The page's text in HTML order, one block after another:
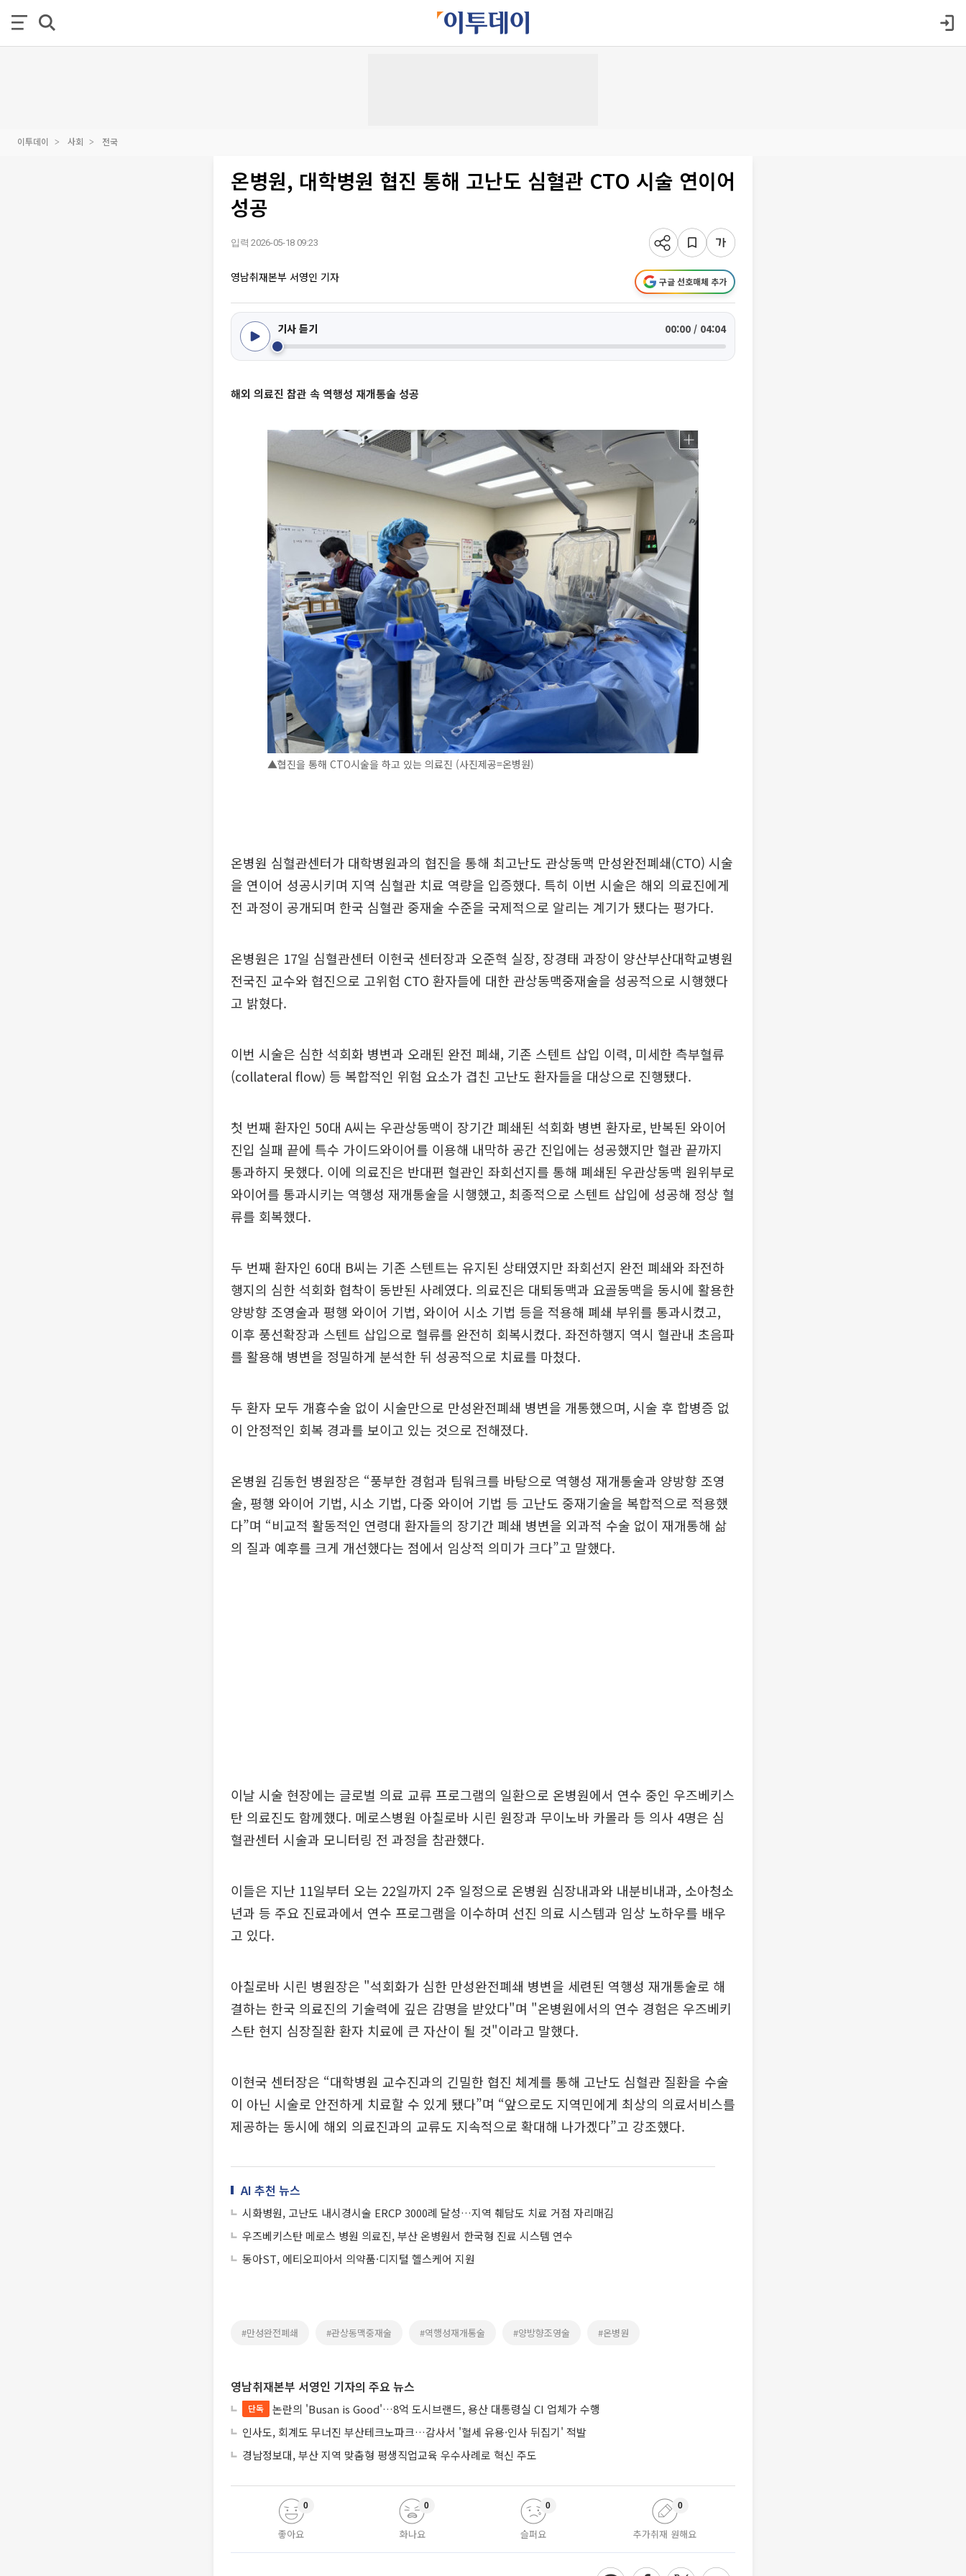
이투데이 사회 전국
온병원, 대학병원 협진 통해 고난도 심혈관 CTO 시술 연이어
성공
입력 2026-05-18 09:23
영남취재본부 서영인 기자 구글 선호매체 추가
기사 듣기 00:00 / 04:04
해외 의료진 참관 속 역행성 재개통술 성공
▲협진을 통해 CTO시술을 하고 있는 의료진 (사진제공=온병원)
온병원 심혈관센터가 대학병원과의 협진을 통해 최고난도 관상동맥 만성완전폐쇄(CTO) 시술
을 연이어 성공시키며 지역 심혈관 치료 역량을 입증했다. 특히 이번 시술은 해외 의료진에게
전 과정이 공개되며 한국 심혈관 중재술 수준을 국제적으로 알리는 계기가 됐다는 평가다.
온병원은 17일 심혈관센터 이현국 센터장과 오준혁 실장, 장경태 과장이 양산부산대학교병원
전국진 교수와 협진으로 고위험 CTO 환자들에 대한 관상동맥중재술을 성공적으로 시행했다
고 밝혔다.
이번 시술은 심한 석회화 병변과 오래된 완전 폐쇄, 기존 스텐트 삽입 이력, 미세한 측부혈류
(collateral flow) 등 복합적인 위험 요소가 겹친 고난도 환자들을 대상으로 진행됐다.
첫 번째 환자인 50대 A씨는 우관상동맥이 장기간 폐쇄된 석회화 병변 환자로, 반복된 와이어
진입 실패 끝에 특수 가이드와이어를 이용해 내막하 공간 진입에는 성공했지만 혈관 끝까지
통과하지 못했다. 이에 의료진은 반대편 혈관인 좌회선지를 통해 폐쇄된 우관상동맥 원위부로
와이어를 통과시키는 역행성 재개통술을 시행했고, 최종적으로 스텐트 삽입에 성공해 정상 혈
류를 회복했다.
두 번째 환자인 60대 B씨는 기존 스텐트는 유지된 상태였지만 좌회선지 완전 폐쇄와 좌전하
행지의 심한 석회화 협착이 동반된 사례였다. 의료진은 대퇴동맥과 요골동맥을 동시에 활용한
양방향 조영술과 평행 와이어 기법, 와이어 시소 기법 등을 적용해 폐쇄 부위를 통과시켰고,
이후 풍선확장과 스텐트 삽입으로 혈류를 완전히 회복시켰다. 좌전하행지 역시 혈관내 초음파
를 활용해 병변을 정밀하게 분석한 뒤 성공적으로 치료를 마쳤다.
두 환자 모두 개흉수술 없이 시술만으로 만성완전폐쇄 병변을 개통했으며, 시술 후 합병증 없
이 안정적인 회복 경과를 보이고 있는 것으로 전해졌다.
온병원 김동헌 병원장은 “풍부한 경험과 팀워크를 바탕으로 역행성 재개통술과 양방향 조영
술, 평행 와이어 기법, 시소 기법, 다중 와이어 기법 등 고난도 중재기술을 복합적으로 적용했
다”며 “비교적 활동적인 연령대 환자들의 장기간 폐쇄 병변을 외과적 수술 없이 재개통해 삶
의 질과 예후를 크게 개선했다는 점에서 임상적 의미가 크다”고 말했다.
이날 시술 현장에는 글로벌 의료 교류 프로그램의 일환으로 온병원에서 연수 중인 우즈베키스
탄 의료진도 함께했다. 메로스병원 아칠로바 시린 원장과 무이노바 카몰라 등 의사 4명은 심
혈관센터 시술과 모니터링 전 과정을 참관했다.
이들은 지난 11일부터 오는 22일까지 2주 일정으로 온병원 심장내과와 내분비내과, 소아청소
년과 등 주요 진료과에서 연수 프로그램을 이수하며 선진 의료 시스템과 임상 노하우를 배우
고 있다.
아칠로바 시린 병원장은 "석회화가 심한 만성완전폐쇄 병변을 세련된 역행성 재개통술로 해
결하는 한국 의료진의 기술력에 깊은 감명을 받았다"며 "온병원에서의 연수 경험은 우즈베키
스탄 현지 심장질환 환자 치료에 큰 자산이 될 것"이라고 말했다.
이현국 센터장은 “대학병원 교수진과의 긴밀한 협진 체계를 통해 고난도 심혈관 질환을 수술
이 아닌 시술로 안전하게 치료할 수 있게 됐다”며 “앞으로도 지역민에게 최상의 의료서비스를
제공하는 동시에 해외 의료진과의 교류도 지속적으로 확대해 나가겠다”고 강조했다.
AI 추천 뉴스
시화병원, 고난도 내시경시술 ERCP 3000례 달성…지역 췌담도 치료 거점 자리매김
우즈베키스탄 메로스 병원 의료진, 부산 온병원서 한국형 진료 시스템 연수
동아ST, 에티오피아서 의약품·디지털 헬스케어 지원
#만성완전폐쇄 #관상동맥중재술 #역행성재개통술 #양방향조영술 #온병원
영남취재본부 서영인 기자의 주요 뉴스
단독
논란의 'Busan is Good'…8억 도시브랜드, 용산 대통령실 CI 업체가 수행
인사도, 회계도 무너진 부산테크노파크…감사서 '혈세 유용·인사 뒤집기' 적발
경남정보대, 부산 지역 맞춤형 평생직업교육 우수사례로 혁신 주도
좋아요
0
화나요
0
슬퍼요
0
추가취재 원해요
0